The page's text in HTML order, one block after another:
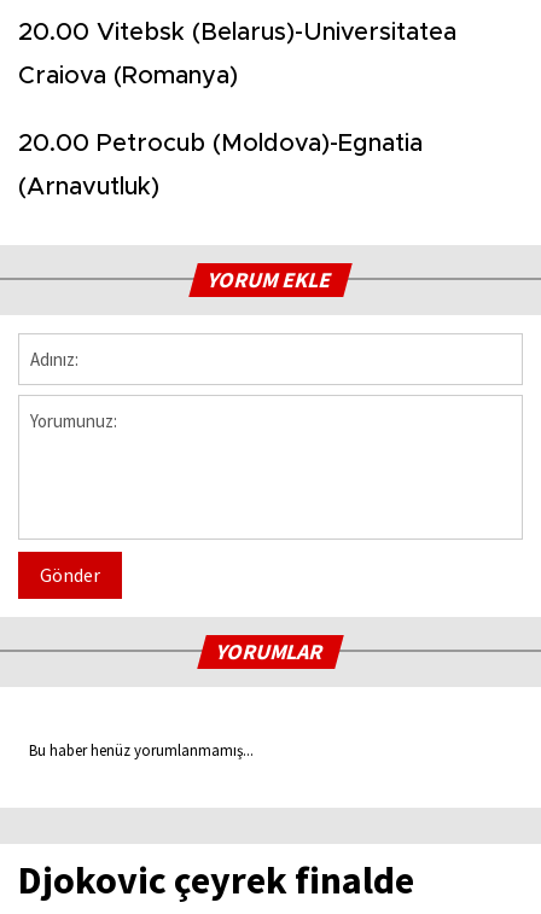
20.00 Vitebsk (Belarus)-Universitatea
Craiova (Romanya)
20.00 Petrocub (Moldova)-Egnatia
(Arnavutluk)
YORUM EKLE
Gönder
YORUMLAR
Bu haber henüz yorumlanmamış...
Djokovic çeyrek finalde